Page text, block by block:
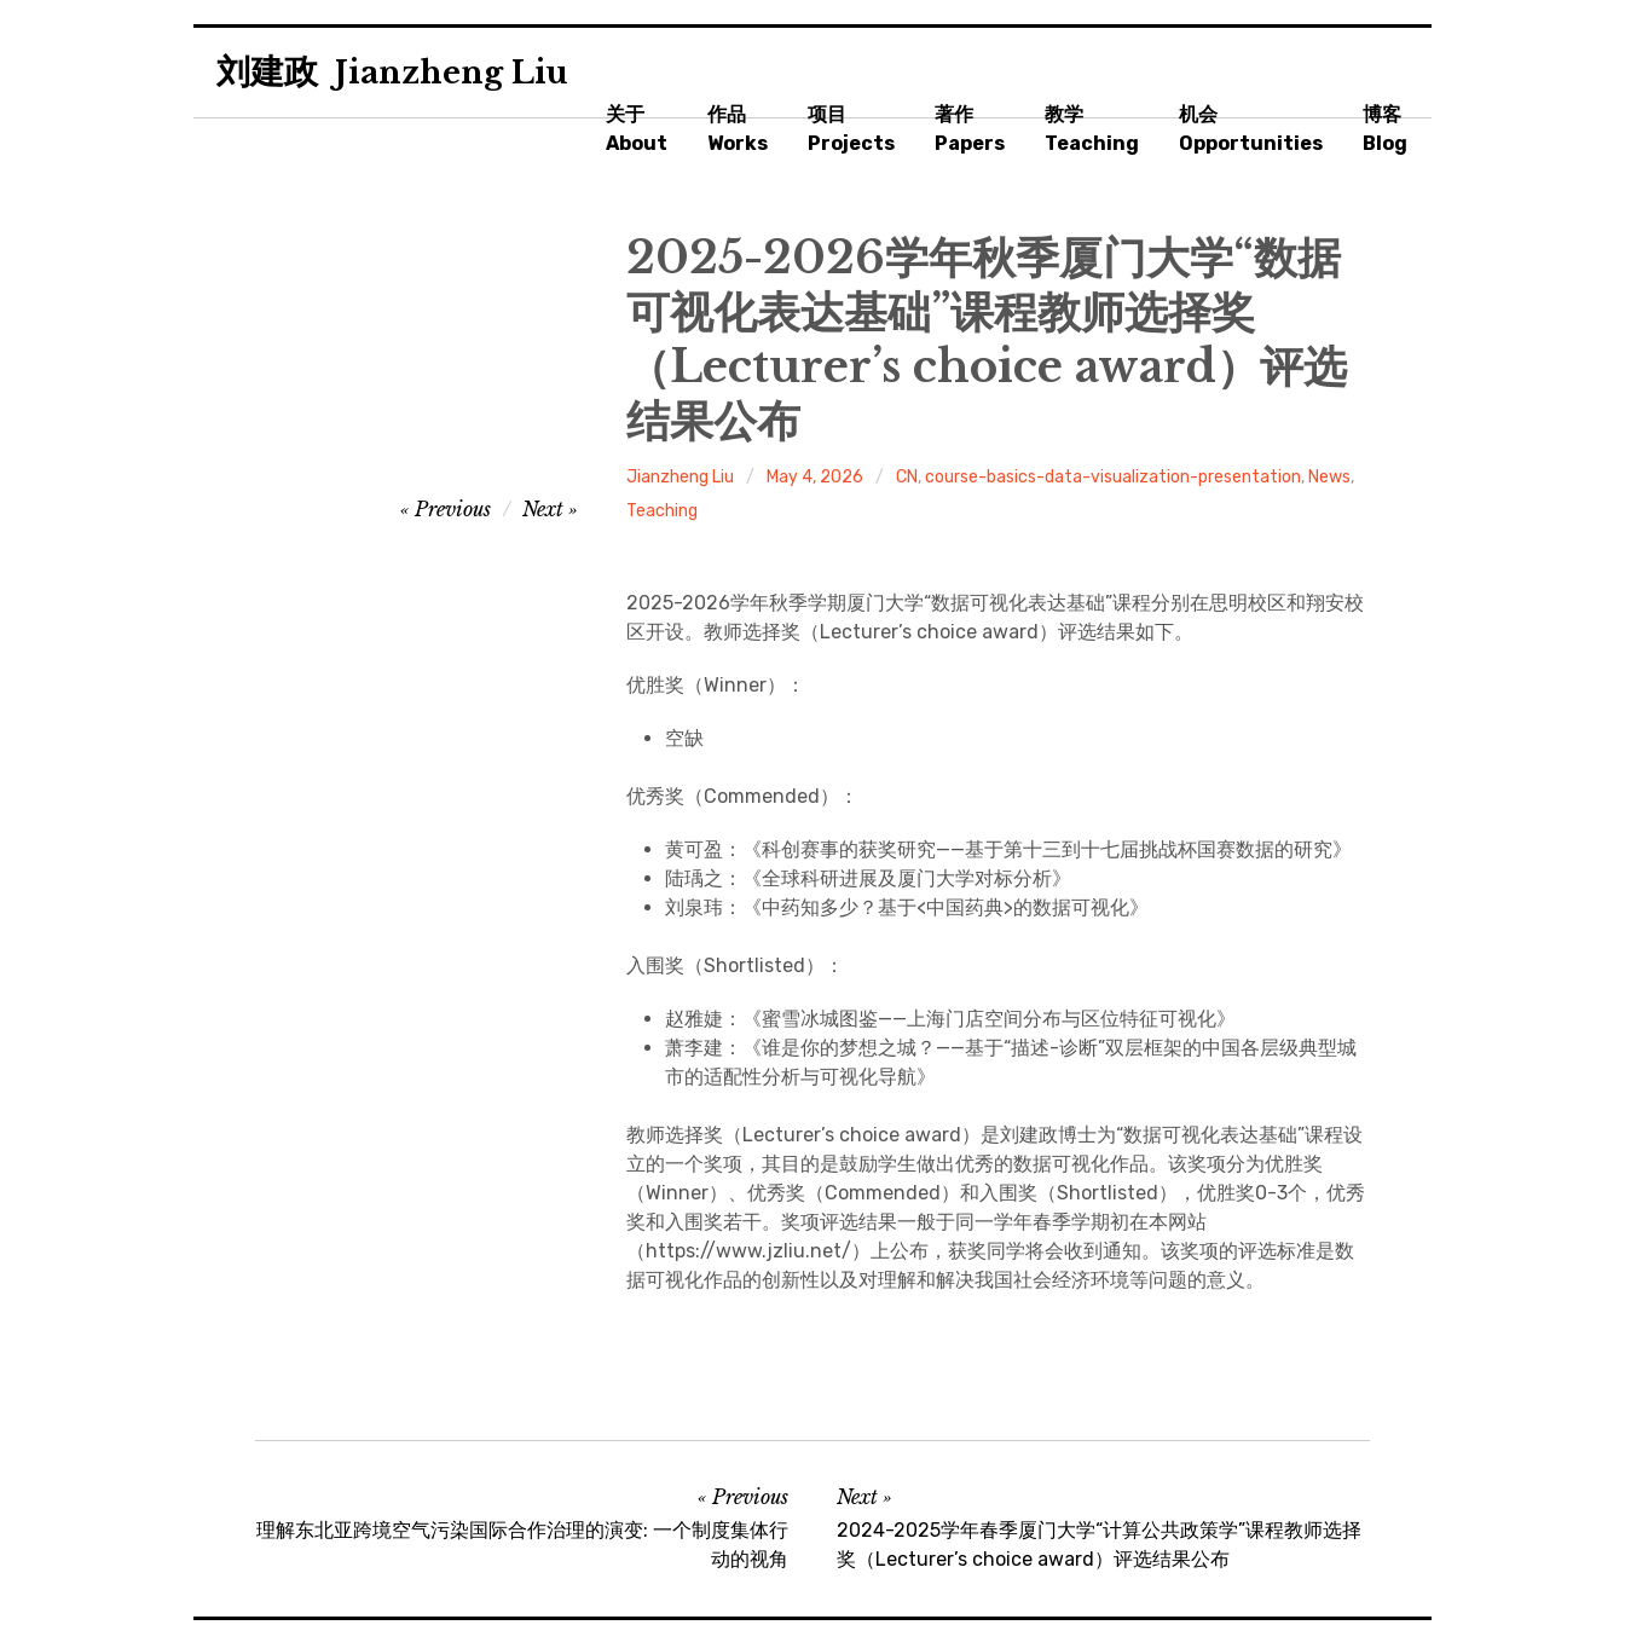
content
刘建政 Jianzheng Liu
关于
About
作品
Works
项目
Projects
著作
Papers
教学
Teaching
机会
Opportunities
博客
Blog
2025-2026学年秋季厦门大学“数据
可视化表达基础”课程教师选择奖
（Lecturer’s choice award）评选
结果公布
Jianzheng Liu May 4, 2026 CN,course-basics-data-visualization-presentation, News,
Teaching
Previous Next
2025-2026学年秋季学期厦门大学“数据可视化表达基础”课程分别在思明校区和翔安校
区开设。教师选择奖（Lecturer’s choice award）评选结果如下。
优胜奖（Winner）：
空缺
优秀奖（Commended）：
黄可盈：《科创赛事的获奖研究——基于第十三到十七届挑战杯国赛数据的研究》
陆瑀之：《全球科研进展及厦门大学对标分析》
刘泉玮：《中药知多少？基于<中国药典>的数据可视化》
入围奖（Shortlisted）：
赵雅婕：《蜜雪冰城图鉴——上海门店空间分布与区位特征可视化》
萧李建：《谁是你的梦想之城？——基于“描述-诊断”双层框架的中国各层级典型城
市的适配性分析与可视化导航》
教师选择奖（Lecturer’s choice award）是刘建政博士为“数据可视化表达基础”课程设
立的一个奖项，其目的是鼓励学生做出优秀的数据可视化作品。该奖项分为优胜奖
（Winner）、优秀奖（Commended）和入围奖（Shortlisted），优胜奖0-3个，优秀
奖和入围奖若干。奖项评选结果一般于同一学年春季学期初在本网站
（https://www.jzliu.net/）上公布，获奖同学将会收到通知。该奖项的评选标准是数
据可视化作品的创新性以及对理解和解决我国社会经济环境等问题的意义。
navigation
Previous
理解东北亚跨境空气污染国际合作治理的演变: 一个制度集体行
动的视角
Next
2024-2025学年春季厦门大学“计算公共政策学”课程教师选择
奖（Lecturer’s choice award）评选结果公布